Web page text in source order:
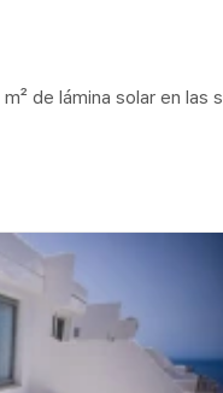
de lámina solar en